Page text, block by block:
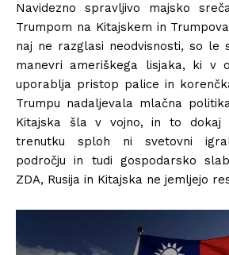
Navidezno spravljivo majsko
Trumpom na Kitajskem in
naj ne razglasi neodvisnosti, so le
manevri ameriškega lisjaka, ki v
uporablja pristop palice in
Trumpu nadaljevala mlačna
Kitajska šla v vojno, in to dokaj
trenutku sploh ni svetovni
področju in tudi gospodarsko
ZDA, Rusija in Kitajska ne jemljejo